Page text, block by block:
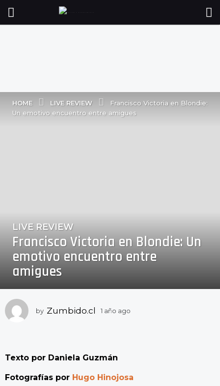
HOME LIVE REVIEW
Francisco Victoria en Blondie:
Un emotivo encuentro entre amigues
1
a
o
a
o
1
a
o
LIVE REVIEW
Francisco Victoria en Blondie: Un
emotivo encuentro entre
amigues
by Zumbido.cl 1 año ago
Texto por Daniela Guzmán
Fotografías por Hugo Hinojosa